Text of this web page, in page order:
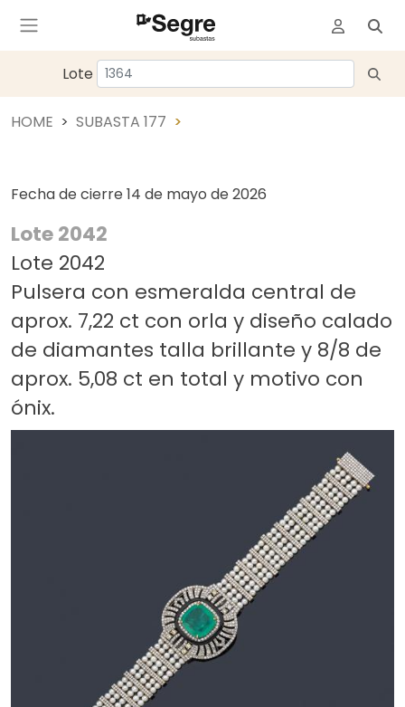
Lote
HOME SUBASTA 177
Fecha de cierre 14 de mayo de 2026
Lote 2042
Lote 2042
Pulsera con esmeralda central de
aprox. 7,22 ct con orla y diseño calado
de diamantes talla brillante y 8/8 de
aprox. 5,08 ct en total y motivo con
ónix.